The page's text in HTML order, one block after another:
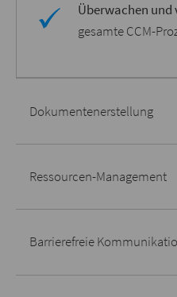
Überwachen und
gesamte CCM-
Dokumentenerstellung
Ressourcen-Management
Barrierefreie